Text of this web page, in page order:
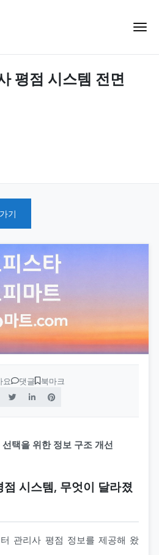
평점 시스템 전면
기
요 댓글 북마크
택을 위한 정보 구조 개선
시스템, 무엇이 달라졌
관리사 평점 정보를 제공해 왔